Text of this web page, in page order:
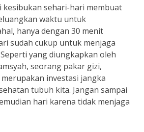
kesibukan sehari-hari membuat
waktu untuk
hanya dengan 30 menit
sudah cukup untuk menjaga
yang diungkapkan oleh
seorang pakar gizi,
investasi jangka
tubuh kita. Jangan sampai
hari karena tidak menjaga